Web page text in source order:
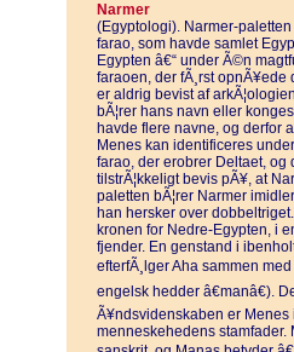
Narmer
(Egyptologi). Narmer-
farao, som havde samlet
Egypten â€“ under Ã©n
faraoen, der fÃ¸rst
er aldrig bevist af
bÃ¦rer hans navn eller
havde flere navne, og derfor
Menes kan identificeres
farao, der erobrer Deltaet,
tilstrÃ¦kkeligt bevis pÃ¥, at
paletten bÃ¦rer Narmer
han hersker over
kronen for Nedre-Egypten, i
fjender. En genstand i
efterfÃ¸lger Aha sammen
engelsk hedder â€manâ€).
Ã¥ndsvidenskaben er
menneskehedens